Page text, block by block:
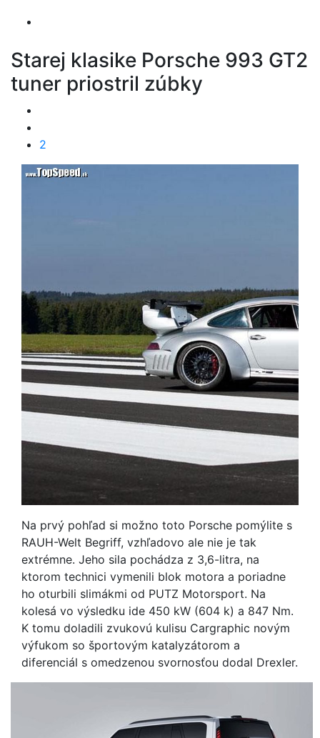
Starej klasike Porsche 993 GT2
tuner priostril zúbky
2
Na prvý pohľad si možno toto Porsche pomýlite s
RAUH-Welt Begriff, vzhľadovo ale nie je tak
extrémne. Jeho sila pochádza z 3,6-litra, na
ktorom technici vymenili blok motora a poriadne
ho oturbili slimákmi od PUTZ Motorsport. Na
kolesá vo výsledku ide 450 kW (604 k) a 847 Nm.
K tomu doladili zvukovú kulisu Cargraphic novým
výfukom so športovým katalyzátorom a
diferenciál s omedzenou svornosťou dodal Drexler.